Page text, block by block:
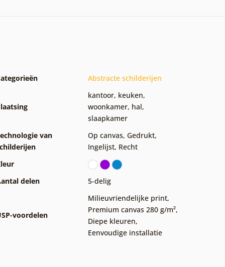
Abstracte schilderijen
kantoor, keuken,
woonkamer, hal,
slaapkamer
van
Op canvas, Gedrukt,
Ingelijst, Recht
delen
5-delig
voordelen
Milieuvriendelijke print,
Premium canvas 280 g/m²,
Diepe kleuren,
Eenvoudige installatie